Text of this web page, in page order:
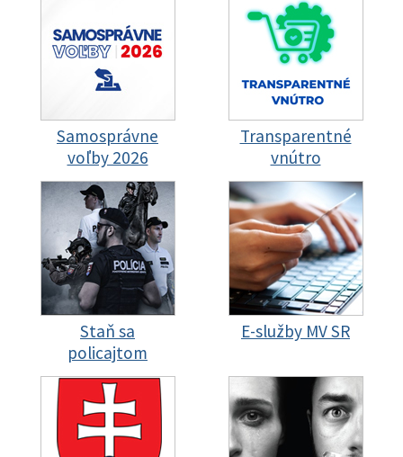
Samosprávne
voľby 2026
Transparentné
vnútro
Staň sa
policajtom
E-služby MV SR